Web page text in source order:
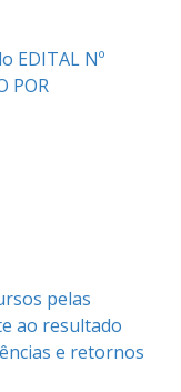
EDITAL Nº
POR
pelas
ao resultado
e retornos